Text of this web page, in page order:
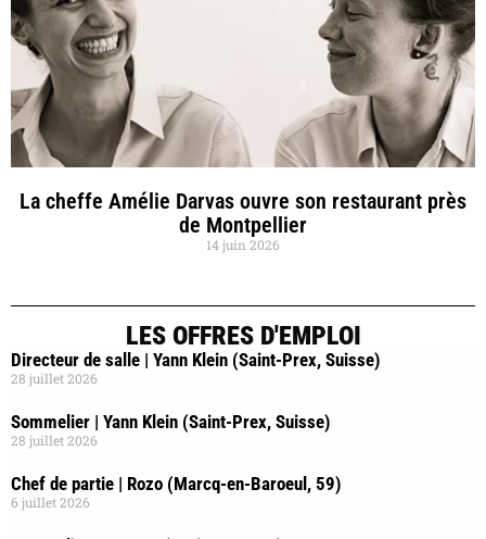
La cheffe Amélie Darvas ouvre son restaurant près
de Montpellier
14 juin 2026
LES OFFRES D'EMPLOI
Directeur de salle | Yann Klein (Saint-Prex, Suisse)
28 juillet 2026
Sommelier | Yann Klein (Saint-Prex, Suisse)
28 juillet 2026
Chef de partie | Rozo (Marcq-en-Baroeul, 59)
6 juillet 2026